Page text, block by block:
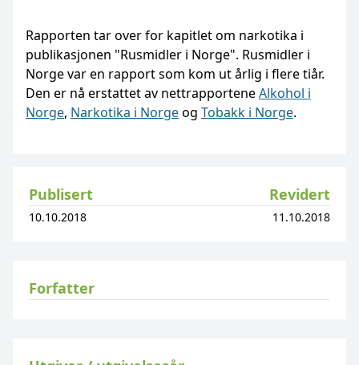
Rapporten tar over for kapitlet om narkotika i
publikasjonen "Rusmidler i Norge". Rusmidler i
Norge var en rapport som kom ut årlig i flere tiår.
Den er nå erstattet av nettrapporteneAlkohol i
Norge, Narkotika i Norgeog Tobakk i Norge.
Publisert Revidert
10.10.2018 11.10.2018
Forfatter